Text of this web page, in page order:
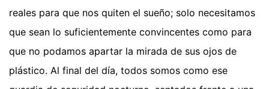
reales para que nos quiten el sueño; solo necesitamos
que sean lo suficientemente convincentes como para
que no podamos apartar la mirada de sus ojos de
plástico. Al final del día, todos somos como ese